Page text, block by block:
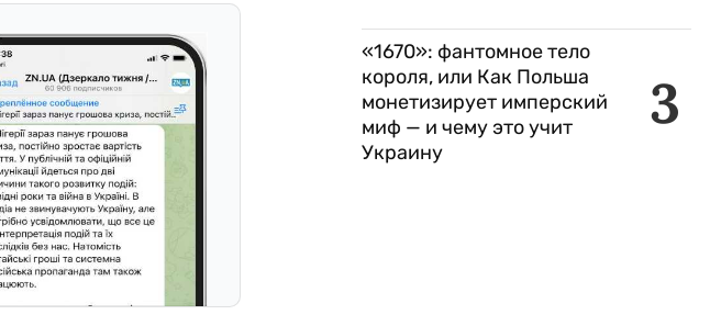
3
«1670»: фантомное тело
короля, или Как Польша
монетизирует имперский
миф — и чему это учит
Украину